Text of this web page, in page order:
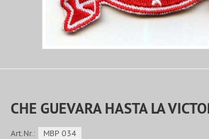
CHE GUEVARA HASTA LA
Art.Nr.: MBP 034